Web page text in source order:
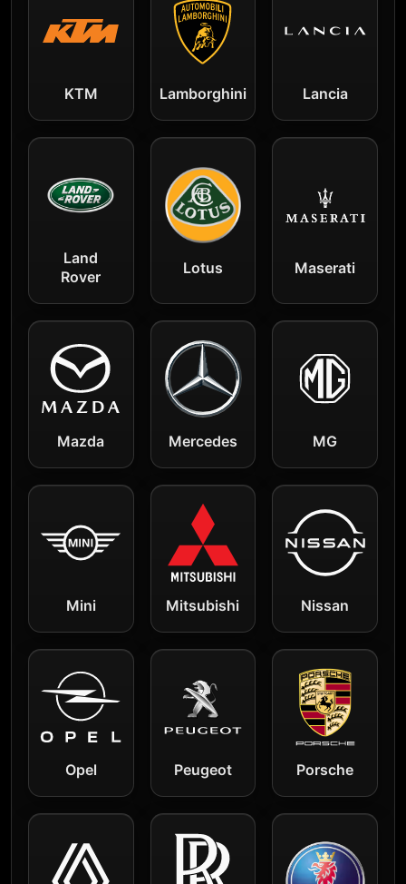
KTM Lamborghini Lancia
Land
Rover
Lotus Maserati
Mazda Mercedes MG
Mini Mitsubishi Nissan
Opel Peugeot Porsche